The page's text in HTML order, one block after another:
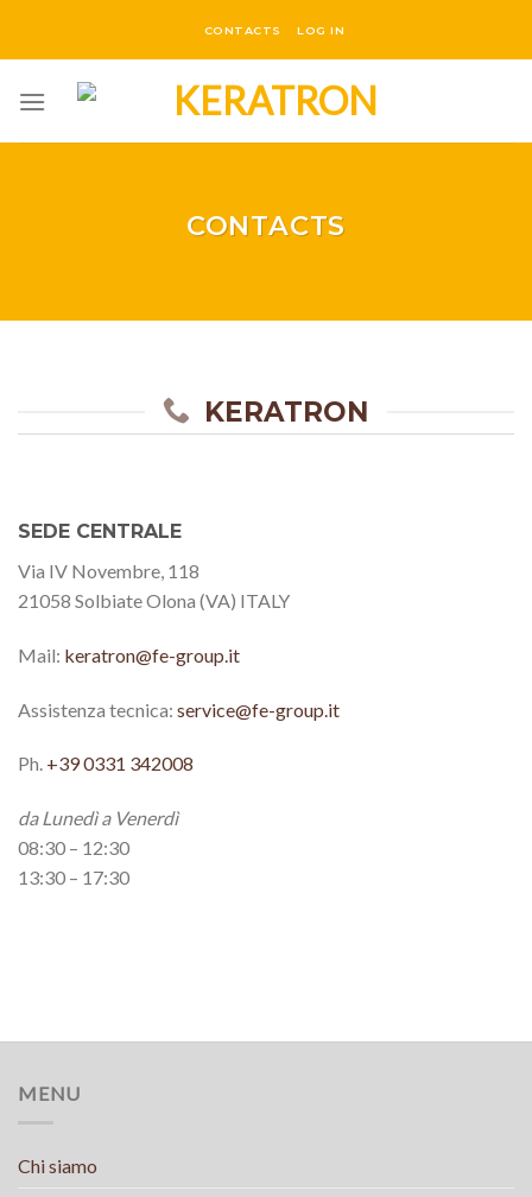
CONTACTS LOG IN
CONTACTS
KERATRON
SEDE CENTRALE
Via IV Novembre, 118
21058 Solbiate Olona (VA) ITALY
Mail: keratron@fe-group.it
Assistenza tecnica: service@fe-group.it
Ph. +39 0331 342008
da Lunedì a Venerdì
08:30 – 12:30
13:30 – 17:30
MENU
Chi siamo